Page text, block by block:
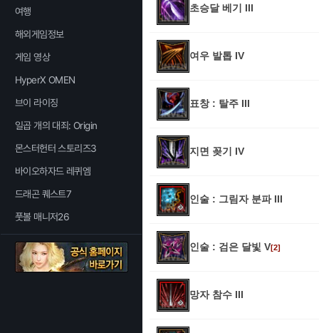
여행
해외게임정보
게임 영상
HyperX OMEN
브이 라이징
일곱 개의 대죄: Origin
몬스터헌터 스토리즈3
바이오하자드 레퀴엠
드래곤 퀘스트7
풋볼 매니저26
초승달 베기 III
여우 발톱 IV
표창 : 탈주 III
지면 꽂기 IV
인술 : 그림자 분파 III
인술 : 검은 달빛 V[2]
망자 참수 III